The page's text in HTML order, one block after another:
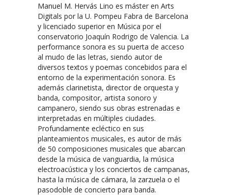
Manuel M. Hervás Lino es máster en Arts
Digitals por la U. Pompeu Fabra de Barcelona
y licenciado superior en Música por el
conservatorio Joaquín Rodrigo de Valencia. La
performance sonora es su puerta de acceso
al mudo de las letras, siendo autor de
diversos textos y poemas concebidos para el
entorno de la experimentación sonora. Es
además clarinetista, director de orquesta y
banda, compositor, artista sonoro y
campanero, siendo sus obras estrenadas e
interpretadas en múltiples ciudades.
Profundamente ecléctico en sus
planteamientos musicales, es autor de más
de 50 composiciones musicales que abarcan
desde la música de vanguardia, la música
electroacústica y los conciertos de campanas,
hasta la música de cámara, la zarzuela o el
pasodoble de concierto para banda.